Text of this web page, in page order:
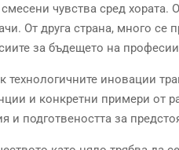
чувства сред
От друга страна, много се
за бъдещето на
технологичните иновации
и конкретни примери от
и подготвеността за